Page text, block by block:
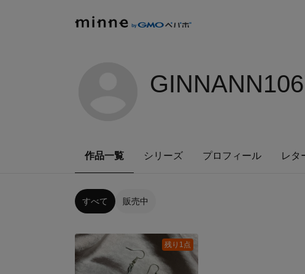
作品一覧 シリーズ プロフィール レタ
すべて 販売中
残り1点